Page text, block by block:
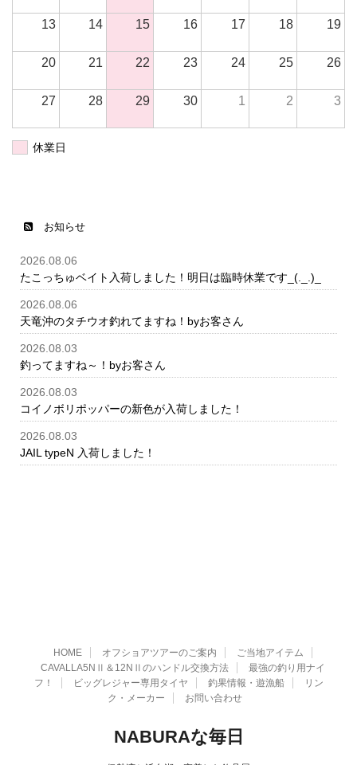
13 14 15 16 17 18 19
20 21 22 23 24 25 26
27 28 29 30 1 2 3
休業日
お知らせ
2026.08.06
たこっちゅベイト入荷しました！明日は臨時休業です_(._.)_
2026.08.06
天竜沖のタチウオ釣れてますね！byお客さん
2026.08.03
釣ってますね～！byお客さん
2026.08.03
コイノボリポッパーの新色が入荷しました！
2026.08.03
JAIL typeN 入荷しました！
HOME オフショアツアーのご案内
ご当地アイテム
CAVALLA5NⅡ＆12NⅡのハンドル交換方法
最強の釣り用ナイ
フ！
ビッグレジャー専用タイヤ 釣果情報・遊漁船
リン
ク・メーカー
お問い合わせ
NABURAな毎日